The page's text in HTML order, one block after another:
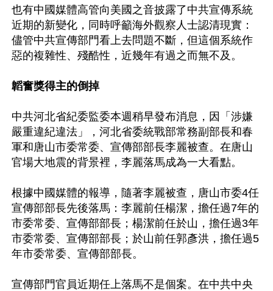
也有中國媒體高管向美國之音披露了中共宣傳系統
近期的新變化，同時呼籲海外觀察人士認清現實：
儘管中共宣傳部門看上去問題不斷，但這個系統作
惡的複雜性、殘酷性，近幾年有過之而無不及。
韜奮獎得主的倒掉
中共河北省紀委監委本週稍早發布消息，因「涉嫌
嚴重違紀違法」，河北省委統戰部常務副部長和春
軍和唐山市委常委、宣傳部部長李麗被查。在唐山
官場大地震的背景裡，李麗落馬成為一大看點。
根據中國媒體的報導，隨著李麗被查，唐山市委4任
宣傳部部長先後落馬：李麗前任楊潔，擔任過7年的
市委常委、宣傳部部長；楊潔前任於山，擔任過3年
市委常委、宣傳部部長；於山前任郭彥洪，擔任過5
年市委常委、宣傳部部長。
宣傳部門官員近期任上落馬不是個案。在中共中央